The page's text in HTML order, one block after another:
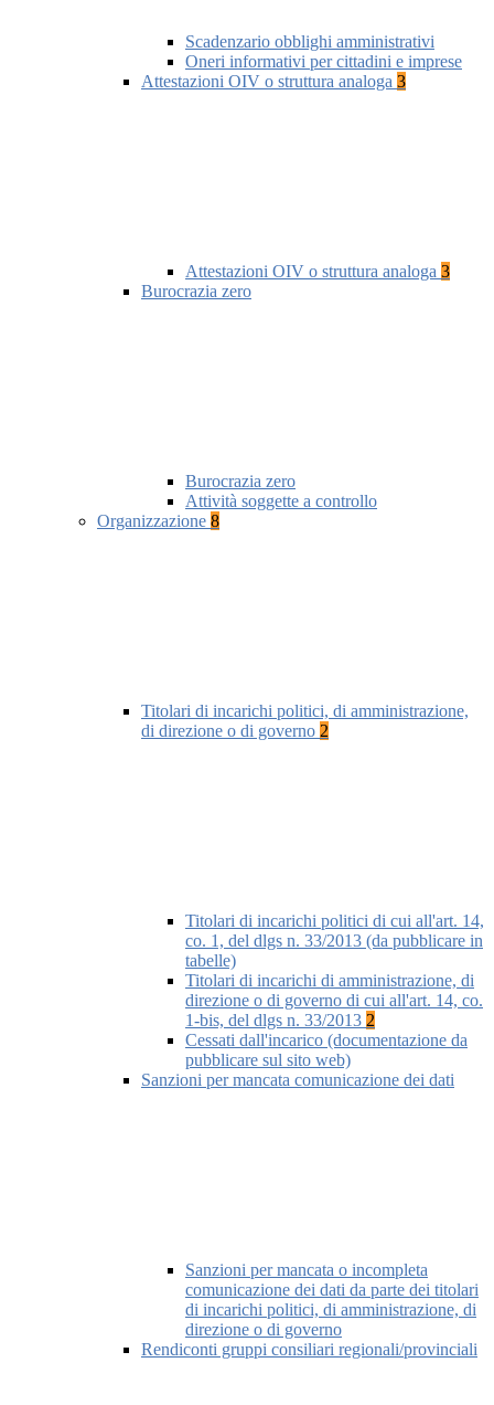
Scadenzario obblighi amministrativi
Oneri informativi per cittadini e imprese
Attestazioni OIV o struttura analoga 3
Attestazioni OIV o struttura analoga 3
Burocrazia zero
Burocrazia zero
Attività soggette a controllo
Organizzazione 8
Titolari di incarichi politici, di amministrazione,
di direzione o di governo 2
Titolari di incarichi politici di cui all'art. 14,
co. 1, del dlgs n. 33/2013 (da pubblicare in
tabelle)
Titolari di incarichi di amministrazione, di
direzione o di governo di cui all'art. 14, co.
1-bis, del dlgs n. 33/2013 2
Cessati dall'incarico (documentazione da
pubblicare sul sito web)
Sanzioni per mancata comunicazione dei dati
Sanzioni per mancata o incompleta
comunicazione dei dati da parte dei titolari
di incarichi politici, di amministrazione, di
direzione o di governo
Rendiconti gruppi consiliari regionali/provinciali